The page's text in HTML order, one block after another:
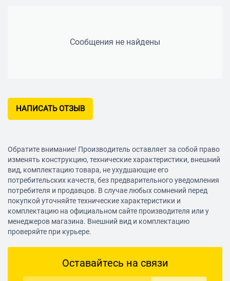
Сообщения не найдены
НАПИСАТЬ ОТЗЫВ
Обратите внимание! Производитель оставляет за собой право
изменять конструкцию, технические характеристики, внешний
вид, комплектацию товара, не ухудшающие его
потребительских качеств, без предварительного уведомления
потребителя и продавцов. В случае любых сомнений перед
покупкой уточняйте технические характеристики и
комплектацию на официальном сайте производителя или у
менеджеров магазина. Внешний вид и комплектацию
проверяйте при курьере.
Оставайтесь на связи